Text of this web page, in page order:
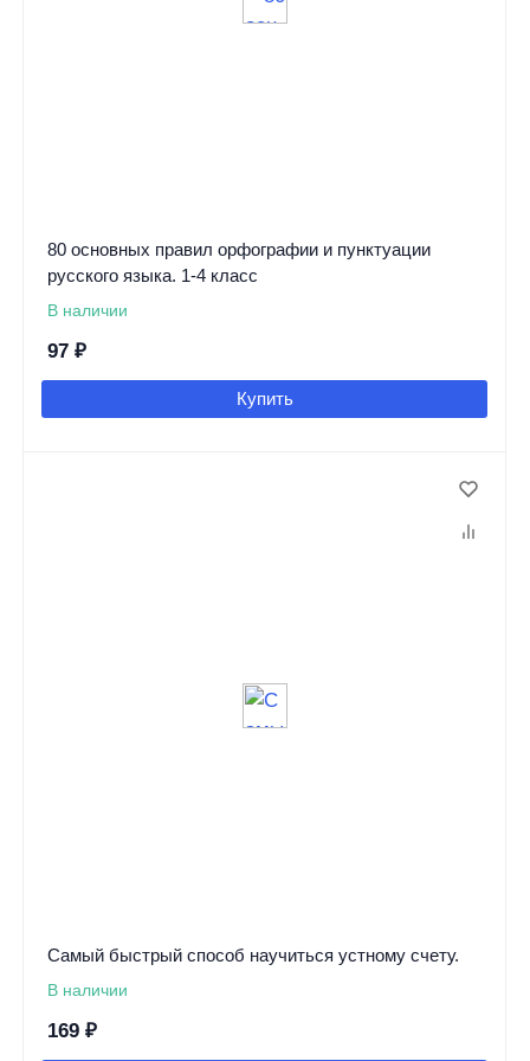
80 основных правил орфографии и пунктуации
русского языка. 1-4 класс
В наличии
97 ₽
Купить
Самый быстрый способ научиться устному счету.
В наличии
169 ₽